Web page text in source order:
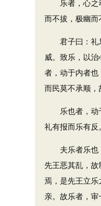
乐者，心之动
而不拔，极幽而
君子曰：礼乐
威。致乐，以
者，动于内者
而民莫不承顺，
乐也者，动于
礼有报而乐有反
夫乐者乐也，
先王恶其乱，
焉，是先王立
亲。故乐者，